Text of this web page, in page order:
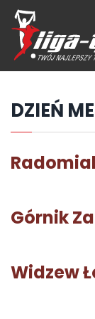
Przejdź
hdo
treści
DZIEŃ
Górnik
Widzew